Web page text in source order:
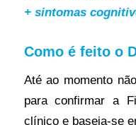
+ sintomas
Como é feito o
Até ao momento
para confirmar a
clínico e baseia-se